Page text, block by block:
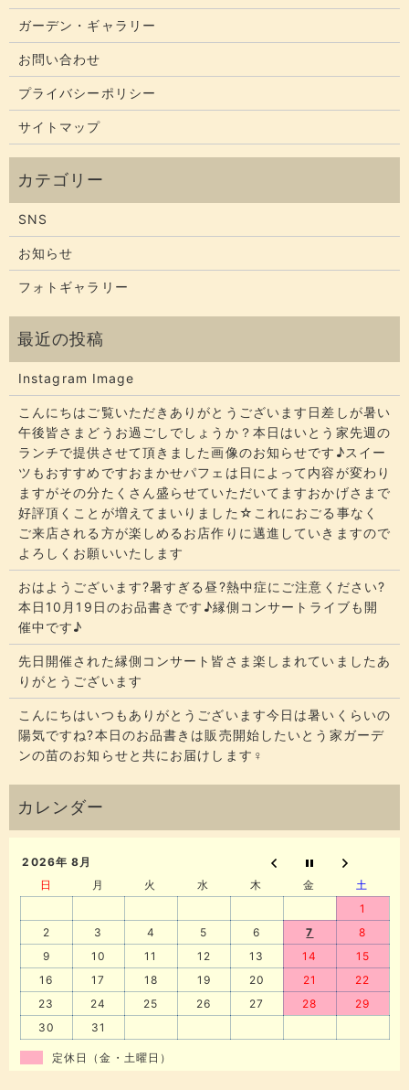
ガーデン・ギャラリー
お問い合わせ
プライバシーポリシー
サイトマップ
SNS
お知らせ
フォトギャラリー
Instagram Image
こんにちはご覧いただきありがとうございます​​​日差しが暑い
午後皆さまどうお過ごしでしょうか？​​​本日はいとう家先週の
ランチで提供させて頂きました画像のお知らせです♪スイー
ツもおすすめですおまかせパフェは日によって内容が変わり
ますがその分たくさん盛らせていただいてます​​​おかげさまで
好評頂くことが増えてまいりました☆​​これにおごる事なく
ご来店される方が楽しめるお店作りに邁進していきますので
よろしくお願いいたします
おはようございます?暑すぎる昼?熱中症にご注意ください?
本日10月19日のお品書きです♪縁側コンサートライブも開
催中です♪
先日開催された縁側コンサート皆さま楽しまれていましたあ
りがとうございます
こんにちはいつもありがとうございます今日は暑いくらいの
陽気ですね?本日のお品書きは販売開始したいとう家ガーデ
ンの苗のお知らせと共にお届けします‍♀️
2026年 8月
日
月 火 水 木 金
土
1
2
3 4 5 6 7
8
9
10 11 12 13 14
15
16
17 18 19 20 21
22
23
24 25 26 27 28
29
30
31
定休日（金・土曜日）